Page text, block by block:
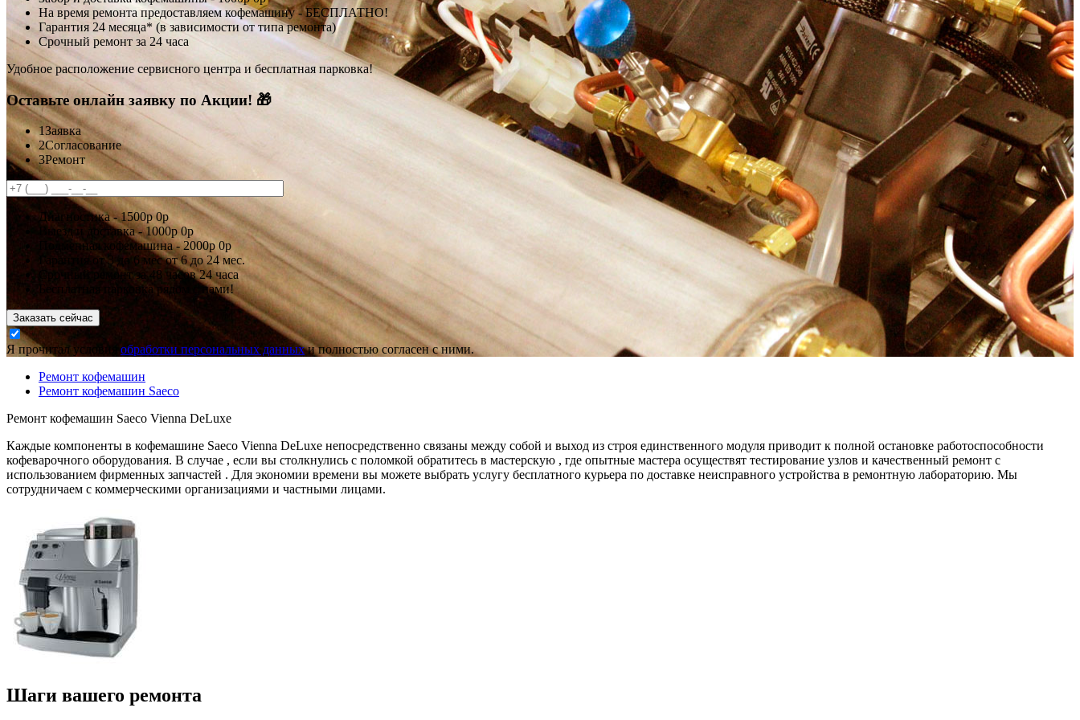
На время ремонта предоставляем кофемашину - БЕСПЛАТНО!
Гарантия 24 месяца* (в зависимости от типа ремонта)
Срочный ремонт за 24 часа
Удобное расположение сервисного центра и бесплатная парковка!
Оставьте онлайн заявку по Акции! 🎁
1Заявка
2Согласование
3Ремонт
Диагностика -1500р0р
Выезд и доставка -1000р0р
Подменная кофемашина -2000р 0р
Гарантия от 3 до 6 месот 6 до 24 мес.
Срочный ремонт за 48 часов24 часа
Бесплатная парковка рядом с нами!
Заказать сейчас
Я прочитал условия обработки персональных данныхи полностью согласен с ними.
Ремонт кофемашин
Ремонт кофемашин Saeco
Ремонт кофемашин Saeco Vienna DeLuxe
Каждые компоненты в кофемашине Saeco Vienna DeLuxe непосредственно связаны между собой и выход из строя единственного модуля приводит к полной остановке работоспособности
кофеварочного оборудования. В случае , если вы столкнулись с поломкой обратитесь в мастерскую , где опытные мастера осуществят тестирование узлов и качественный ремонт с
использованием фирменных запчастей . Для экономии времени вы можете выбрать услугу бесплатного курьера по доставке неисправного устройства в ремонтную лабораторию. Мы
сотрудничаем с коммерческими организациями и частными лицами.
Шаги вашего ремонта